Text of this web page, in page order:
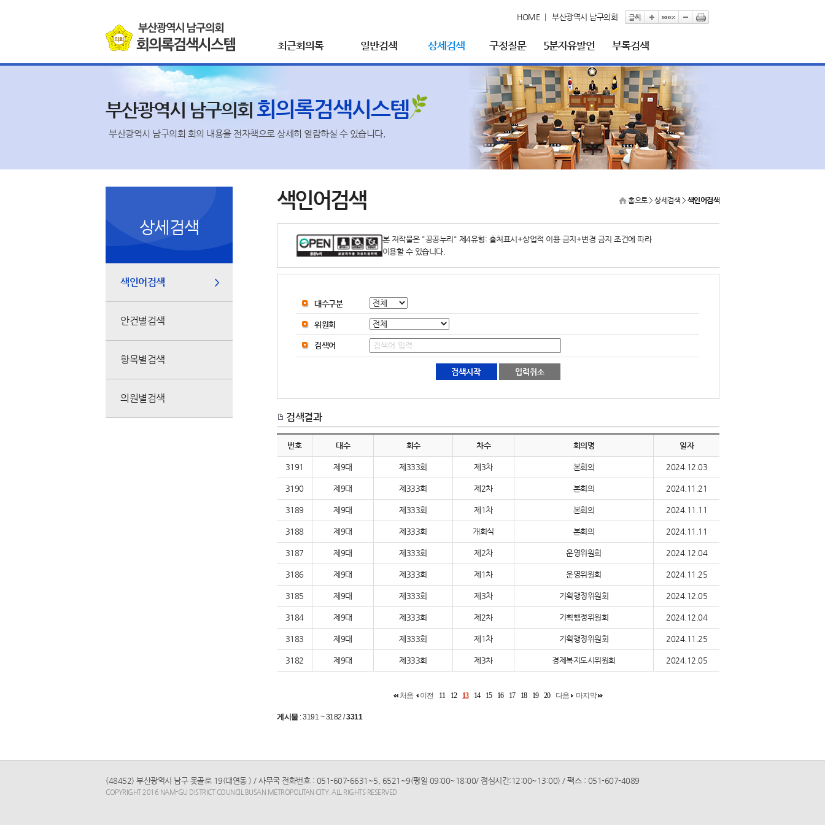
HOME
부산광역시 남구의회
최근회의록 일반검색 상세검색 구정질문 5분자유발언 부록검색
부산광역시 남구의회 회의록검색시스템
부산광역시 남구의회 회의 내용을 전자책으로 상세히 열람하실 수 있습니다.
상세검색
색인어검색
안건별검색
항목별검색
의원별검색
색인어검색 홈으로> 상세검색 > 색인어검색
본 저작물은 "공공누리" 제4유형: 출처표시+상업적 이용 금지+변경 금지 조건에 따라
이용할 수 있습니다.
대수구분
위원회
검색어
검색결과
번호 대수 회수 차수 회의명 일자
3191 제9대 제333회 제3차 본회의 2024.12.03
3190 제9대 제333회 제2차 본회의 2024.11.21
3189 제9대 제333회 제1차 본회의 2024.11.11
3188 제9대 제333회 개회식 본회의 2024.11.11
3187 제9대 제333회 제2차 운영위원회 2024.12.04
3186 제9대 제333회 제1차 운영위원회 2024.11.25
3185 제9대 제333회 제3차 기획행정위원회 2024.12.05
3184 제9대 제333회 제2차 기획행정위원회 2024.12.04
3183 제9대 제333회 제1차 기획행정위원회 2024.11.25
3182 제9대 제333회 제3차 경제복지도시위원회 2024.12.05
처음 이전 11 12 13 14 15 16 17 18 19 20 다음 마지막
게시물:3191 ~ 3182 /3311
(48452) 부산광역시 남구 못골로 19(대연동 ) / 사무국 전화번호 : 051-607-6631~5, 6521~9(평일 09:00~18:00/ 점심시간:12:00~13:00) / 팩스 : 051-607-4089
COPYRIGHT 2016 NAM-GU DISTRICT COUNCIL BUSAN METROPOLITAN CITY. ALL RIGHTS RESERVED